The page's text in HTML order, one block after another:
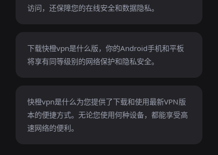
访问，还保障您的在线安全和数据隐私。
下载快橙vpn是什么版，你的Android手机和平板
将享有同等级别的网络保护和隐私安全。
快橙vpn是什么为您提供了下载和使用最新VPN版
本的便捷方式。无论您使用何种设备，都能享受高
速网络的便利。